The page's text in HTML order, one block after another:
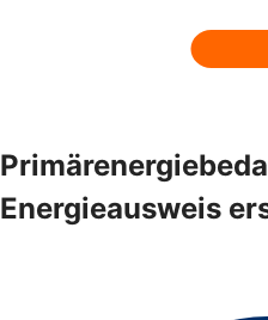
Energieausweis